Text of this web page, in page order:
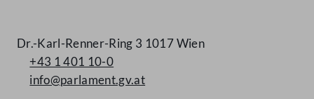
Dr.-Karl-Renner-Ring 3 1017 Wien
+43 1 401 10-0
info@parlament.gv.at